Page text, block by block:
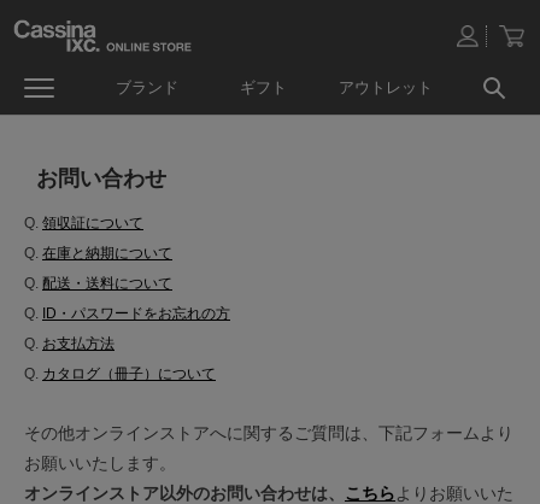
ブランド ギフト アウトレット
お問い合わせ
Q. 領収証について
Q. 在庫と納期について
Q. 配送・送料について
Q.
ID・パスワードをお忘れの方
Q. お支払方法
Q. カタログ（冊子）について
その他オンラインストアへに関するご質問は、下記フォームより
お願いいたします。
オンラインストア以外のお問い合わせは、 こちらよりお願いいた